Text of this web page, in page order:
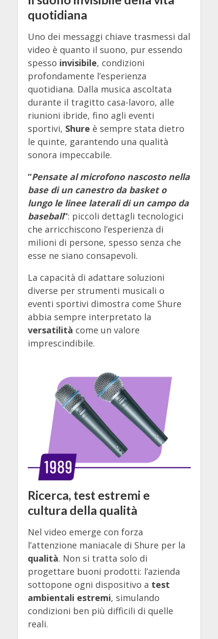
quotidiana
Uno dei messaggi chiave trasmessi dal
video è quanto il suono, pur essendo
spesso invisibile, condizioni
profondamente l’esperienza
quotidiana. Dalla musica ascoltata
durante il tragitto casa-lavoro, alle
riunioni ibride, fino agli eventi
sportivi, Shure è sempre stata dietro
le quinte, garantendo una qualità
sonora impeccabile.
“Pensate al microfono nascosto nella
base di un canestro da basket o
lungo le linee laterali di un campo da
baseball“: piccoli dettagli tecnologici
che arricchiscono l’esperienza di
milioni di persone, spesso senza che
esse ne siano consapevoli.
La capacità di adattare soluzioni
diverse per strumenti musicali o
eventi sportivi dimostra come Shure
abbia sempre interpretato la
versatilità come un valore
imprescindibile.
Ricerca, test estremi e
cultura della qualità
Nel video emerge con forza
l’attenzione maniacale di Shure per la
qualità. Non si tratta solo di
progettare buoni prodotti: l’azienda
sottopone ogni dispositivo a test
ambientali estremi, simulando
condizioni ben più difficili di quelle
reali.